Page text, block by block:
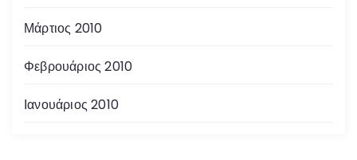
Μάρτιος 2010
Φεβρουάριος 2010
Ιανουάριος 2010